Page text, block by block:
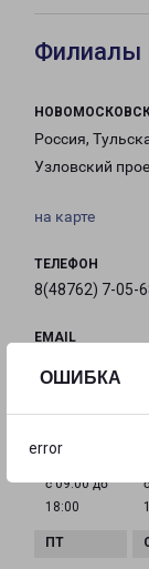
ОШИБКА
error
Филиалы
Россия,
Узловский
на карте
ТЕЛЕФОН
8(48762) 7-05-
EMAIL
ГРАФИК РАБОТЫ
с 09:00 до
18:00